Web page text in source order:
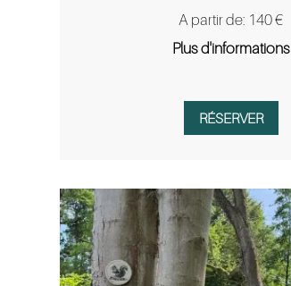
A partir de: 140 €
Plus d'informations
RÉSERVER